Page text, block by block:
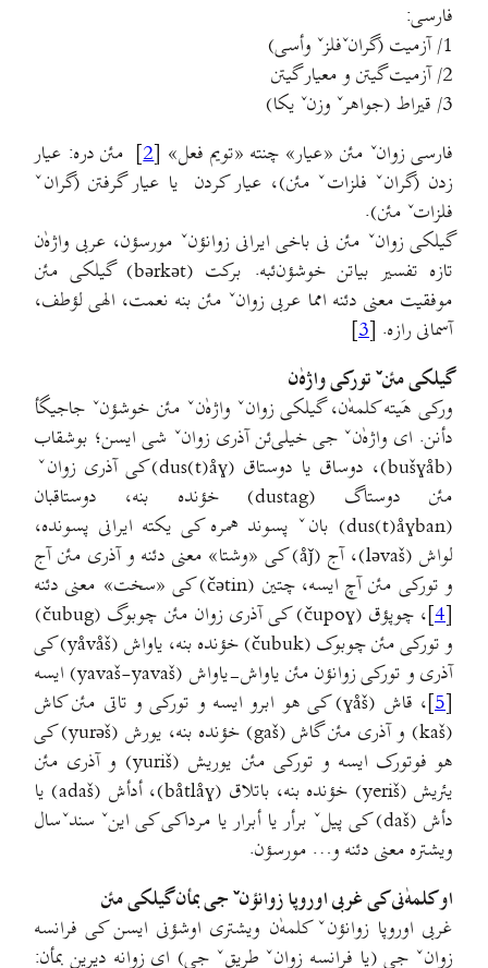
فارسی:
1/ آزمیت (گرانˇفلزˇ وأسی)
2/ آزمیت گیتن و معیار گیتن
3/ قیراط (جواهرˇ وزنˇ یکا)
فارسی زوانˇ مئن «عیار» چنته «تویم فعل» [2] مئن دره: عیار
زدن (گرانˇ فلزاتˇ مئن)، عیار کردن یا عیار گرفتن (گرانˇ
فلزاتˇ مئن).
گیلکی زوانˇ مئن نی باخی ایرانی زوانؤنˇ مورسؤن، عربی واژه‌ٰن
تازه تفسیر بیاتن خوشؤن‌ئبه. برکت (bərkət) گیلکی مئن
موفقیت معنی دئنه امما عربی زوانˇ مئن بنه نعمت، الهی لؤطف،
آسمانی رازه. [3
]
گیلکی مئنˇ تورکی واژه‌ٰن
ورکی هَیته کلمه‌ٰن، گیلکی زوانˇ واژه‌ٰنˇ مئن خوشؤنˇ جاجیگأ
دأنن. ای واژه‌ٰنˇ جی خیلی‌ئن آذری زوانˇ شی ایسن؛ بوشقاب
(bušɣåb)، دوساق یا دوستاق (dus(t)åɣ) کی آذری زوانˇ
مئن دوستاگ (dustag) خؤنده بنه، دوستاقبان
(dus(t)åɣban) بانˇ پسوند همره کی یکته ایرانی پسونده،
لواش (ləvaš)، آج (åǰ) کی «وشتا» معنی دئنه و آذری مئن آج
و تورکی مئن آچ ایسه، چتین (čətin) کی «سخت» معنی دئنه
[
4
]، چوپؤق (čupoɣ) کی آذری زوان مئن چوبوگ (čubug)
و تورکی مئن چوبوک (čubuk) خؤنده بنه، یاواش (yåvåš) کی
آذری و تورکی زوانؤن مئن یاواش-یاواش (yavaš-yavaš) ایسه
[
5
]، قاش (ɣåš) کی هو ابرو ایسه و تورکی و تاتی مئن کاش
(kaš) و آذری مئن گاش (gaš) خؤنده بنه، یورش (yurəš) کی
هو فوتورک ایسه و تورکی مئن یوریش (yuriš) و آذری مئن
یئریش (yeriš) خؤنده بنه، باتلاق (båtlåɣ)، أدأش (adaš) یا
دأش (daš) کی پیلˇ برأر یا أبرار یا مرداکی کی اینˇ سندˇسال
ویشتره معنی دئنه و… مورسؤن.
او کلمهٰ‌نی کی غربی اوروپا زوانؤنˇ جی بمأن گیلکی مئن
غربی اوروپا زوانؤنˇ کلمهٰ‌ن ویشتری اوشؤنی ایسن کی فرانسه
زوانˇ جی (یا فرانسه زوانˇ طریقˇ جی) ای زوانه دیرین بمأن: